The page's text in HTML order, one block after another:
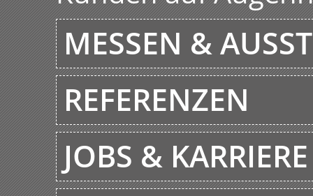
MESSEN &
REFERENZEN
JOBS & KARRIERE